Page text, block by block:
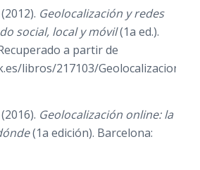
Geolocalización y redes
social, local y móvil(1a ed.).
a partir de
libros/217103/Geolocalizacion-
Geolocalización online: la
(1a edición). Barcelona: